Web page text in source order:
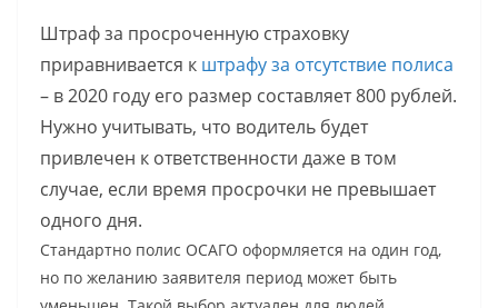
Штраф за просроченную страховку
приравнивается к штрафу за отсутствие полиса
– в 2020 году его размер составляет 800 рублей.
Нужно учитывать, что водитель будет
привлечен к ответственности даже в том
случае, если время просрочки не превышает
одного дня.
Стандартно полис ОСАГО оформляется на один год,
но по желанию заявителя период может быть